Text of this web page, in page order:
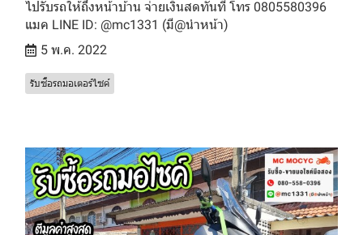
ไปรับรถให้ถึงหน้าบ้าน จ่ายเงินสดทันที โทร 0805580396
แมค LINE ID: @mc1331 (มี@นำหน้า)
5 พ.ค. 2022
รับซื้อรถมอเตอร์ไซค์